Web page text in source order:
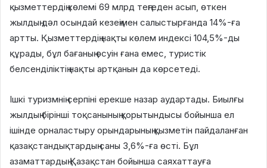
қызметтердің көлемі 69 млрд теңгеден асып, өткен
жылдың дәл осындай кезеңімен салыстырғанда 14%-ға
артты. Қызметтердің нақты көлем индексі 104,5%-ды
құрады, бұл бағаның өсуін ғана емес, туристік
белсенділіктің нақты артқанын да көрсетеді.
Ішкі туризмнің серпіні ерекше назар аудартады. Биылғы
жылдың бірінші тоқсанының қорытындысы бойынша ел
ішінде орналастыру орындарының қызметін пайдаланған
қазақстандықтардың саны 3,6%-ға өсті. Бұл
азаматтардың Қазақстан бойынша саяхаттауға